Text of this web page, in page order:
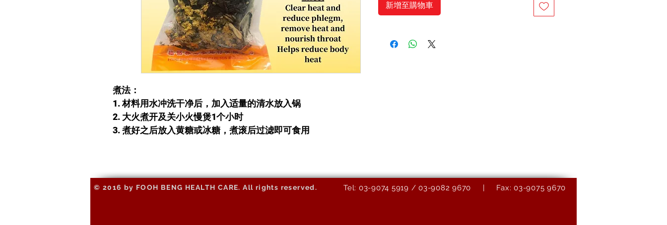
煮法：
1. 材料用水冲洗干净后，加入适量的清水放入锅
2. 大火煮开及关小火慢煲1个小时
3. 煮好之后放入黄糖或冰糖，煮滚后过滤即可食用
新增至購物車
© 2016 by FOOH BENG HEALTH CARE. All rights reserved. Tel: 03-9074 5919 / 03-9082 9670 | Fax: 03-9075 9670